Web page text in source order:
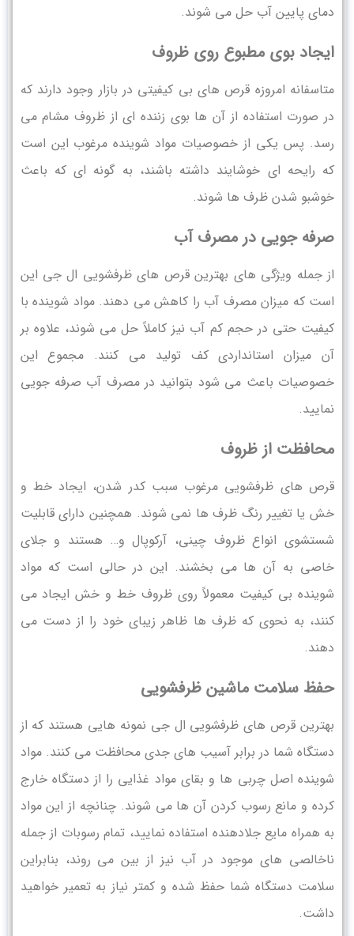
دمای پایین آب حل می ‌شوند.
ایجاد بوی مطبوع روی ظروف
متاسفانه امروزه قرص‌ های بی ‌کیفیتی در بازار وجود دارند که
در صورت استفاده از آن ها بوی زننده ‌ای از ظروف مشام می‌
رسد. پس یکی از خصوصیات مواد شوینده مرغوب این است
که رایحه ای خوشایند داشته باشند، به گونه‌ ای که باعث
خوشبو شدن ظرف‌ ها شوند.
صرفه جویی در مصرف آب
از جمله ویژگی‌ های بهترین قرص های ظرفشویی ال جی این
است که میزان مصرف آب را کاهش می دهند. مواد شوینده با
کیفیت حتی در حجم کم آب نیز کاملاً حل می ‌شوند، علاوه بر
آن میزان استانداردی کف تولید می ‌کنند. مجموع این
خصوصیات باعث می‌ شود بتوانید در مصرف آب صرفه ‌جویی
نمایید.
محافظت از ظروف
قرص ‌های ظرفشویی مرغوب سبب کدر شدن، ایجاد خط و
خش یا تغییر رنگ ظرف ‌ها نمی ‌شوند. همچنین دارای قابلیت
شستشوی انواع ظروف چینی، آرکوپال و… هستند و جلای
خاصی به آن ‌ها می ‌بخشند. این در حالی است که مواد
شوینده بی ‌کیفیت معمولاً روی ظروف خط و خش ایجاد می
‌کنند، به نحوی که ظرف ها ظاهر زیبای خود را از دست می‌
دهند.
حفظ سلامت ماشین ظرفشویی
بهترین قرص های ظرفشویی ال جی نمونه‌ هایی هستند که از
دستگاه شما در برابر آسیب‌ های جدی محافظت می‌ کنند. مواد
شوینده اصل چربی ‌ها و بقای مواد غذایی را از دستگاه خارج
کرده و مانع رسوب کردن آن ها می ‌شوند. چنانچه از این مواد
به همراه مایع جلادهنده استفاده نمایید، تمام رسوبات از جمله
ناخالصی‌ های موجود در آب نیز از بین می ‌روند، بنابراین
سلامت دستگاه شما حفظ شده و کمتر نیاز به تعمیر خواهید
داشت.